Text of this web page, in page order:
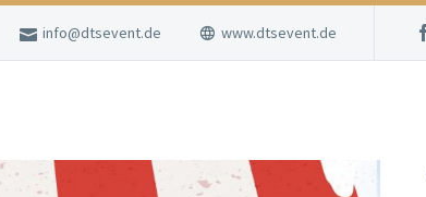
info@dtsevent.de www.dtsevent.de